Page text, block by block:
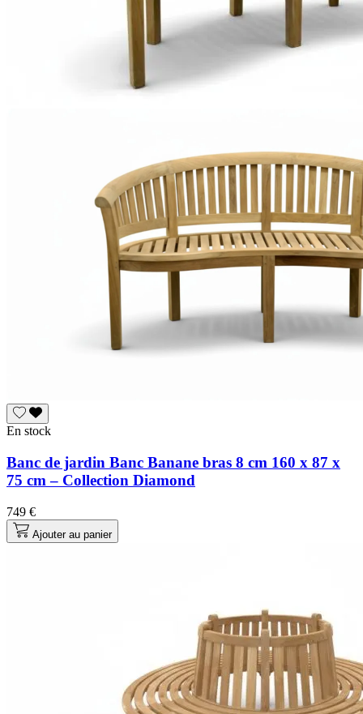
En stock
Banc de jardin Banc Banane bras 8 cm 160 x 87 x
75 cm – Collection Diamond
749 €
Ajouter au panier